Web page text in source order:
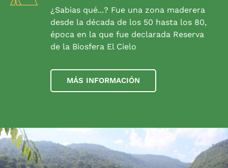
¿Sabias qué...? Fue una zona maderera
desde la década de los 50 hasta los 80,
época en la que fue declarada Reserva
de la Biosfera El Cielo
MÁS INFORMACIÓN